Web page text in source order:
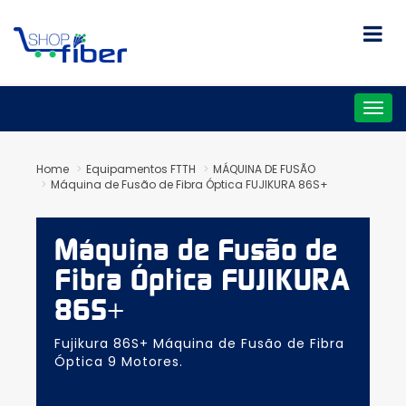
Home Equipamentos FTTH
MÁQUINA DE FUSÃO
Máquina de Fusão de Fibra Óptica FUJIKURA 86S+
Máquina de Fusão de
Fibra Óptica FUJIKURA
86S+
Fujikura 86S+ Máquina de Fusão de Fibra
Óptica 9 Motores.